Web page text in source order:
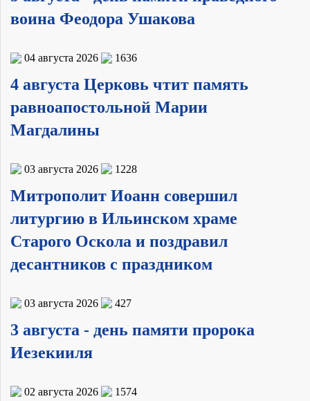
воина Феодора Ушакова
04 августа 2026 1636
4 августа Церковь чтит память
равноапостольной Марии
Магдалины
03 августа 2026 1228
Митрополит Иоанн совершил
литургию в Ильинском храме
Старого Оскола и поздравил
десантников с праздником
03 августа 2026 427
3 августа - день памяти пророка
Иезекииля
02 августа 2026 1574